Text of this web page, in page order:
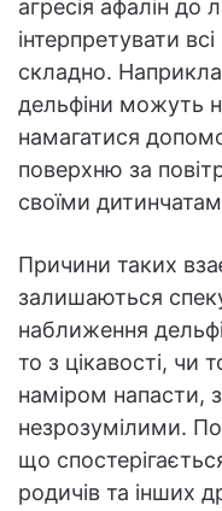
агресія афалін до
інтерпретувати
складно.
дельфіни можуть
намагатися
поверхню за
своїми
Причини таких
залишаються
наближення
то з цікавості, чи
наміром напасти,
незрозумілими.
що
родичів та інших